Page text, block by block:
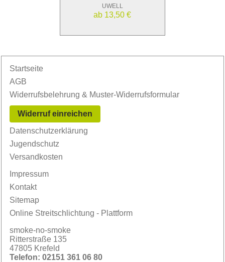
UWELL
ab 13,50 €
Startseite
AGB
Widerrufsbelehrung & Muster-Widerrufsformular
Widerruf einreichen
Datenschutzerklärung
Jugendschutz
Versandkosten
Impressum
Kontakt
Sitemap
Online Streitschlichtung - Plattform
smoke-no-smoke
Ritterstraße 135
47805 Krefeld
Telefon:02151 361 06 80